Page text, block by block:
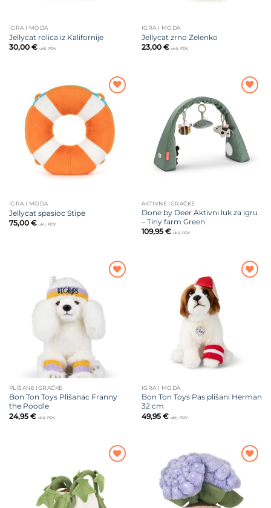
IGRA I MODA
Jellycat rolica iz Kalifornije
30,00 € uklj. PDV
IGRA I MODA
Jellycat zrno Zelenko
23,00 € uklj. PDV
Dodajte
na listu
želja
IGRA I MODA
Jellycat spasioc Stipe
75,00 € uklj. PDV
AKTIVNE IGRAČKE
Done by Deer Aktivni luk za igru
– Tiny farm Green
109,95 € uklj. PDV
PLIŠANE IGRAČKE
Bon Ton Toys Plišanac Franny
the Poodle
24,95 € uklj. PDV
IGRA I MODA
Bon Ton Toys Pas plišani Herman
32 cm
49,95 € uklj. PDV
na listu
želja
Dodajte
na listu
želja